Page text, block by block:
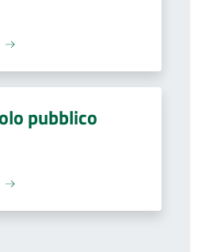
pubblico